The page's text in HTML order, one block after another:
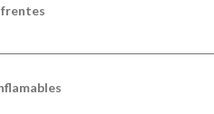
frentes